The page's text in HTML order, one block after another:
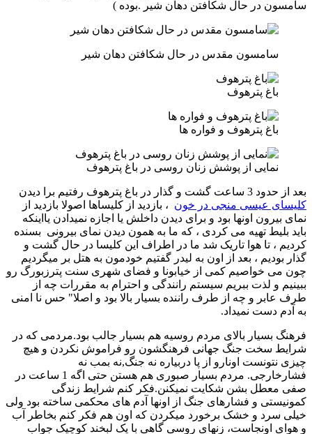
سامسون در حال شکافتن دهان شیر .بوده )
سامسون مقدس در حال شکافتن دهان شیر
باغ پترهوف
باغ پترهوف و فواره ها
نمایی از پوشش زنان روسی در باغ پترهوف
بعد از حدود 3 ساعت گشت و گذار در باغ پترهوف رفتیم برا دیدن
کلیسای عیسی منجی در خون ، بازدید از کلیساها اصولا بازدید از
نمای بیرون اونها بود و برای دیدن داخلش یا اجازه نمیدادن یااینکه
باید بلیط تهیه می کردی ، که ما به همون دیدن نمای بیرونی بسنده
کردیم ، تا هوا تاریک شد ما در اطراف این کلیسا در حال گشت و
گذار بودیم ، بعد از اون به لیدر گفتیم خودمون به هتل بر میگردیم
چون می خواصیم کمی از خیابونا و فضای شهری سنت پترزبورگ رو
ببینیم و لذت ببریم سیستم رانندگی و احترام به مقررات چه از
طرف عابر و چه از طرف راننده بسیار بالا بود و اصلا" حس نا امنی
به آدم دست نمیداد.
فرهنگ بسیار بالای مردم روسیه هم بسیار جالب بود.مردمی که در
شرایط سخت جنگ جهانی فرهنگشون رو فراموش نکردن و هیچ
چیزی نتونست اونارو از پا دربیاره نه جنگ,نه بمب نه
فشارخارجی. مردم بسیار صبوری هم هستن حتی اگه 1 ساعت در
صفی معطل بشن شکایت نمیکنن.فکر کنم شرایط زندگی
کمونیستی و فشارهای جنگ از اونها آدم های محکمی ساخته بود ولی
خیلی سرد و خشک برخورد میکردن که اون هم فکر کنم بخاطر آب
و هوای اونجاست، زنهای روسی گاهی با یک لبخند کوچیک جواب